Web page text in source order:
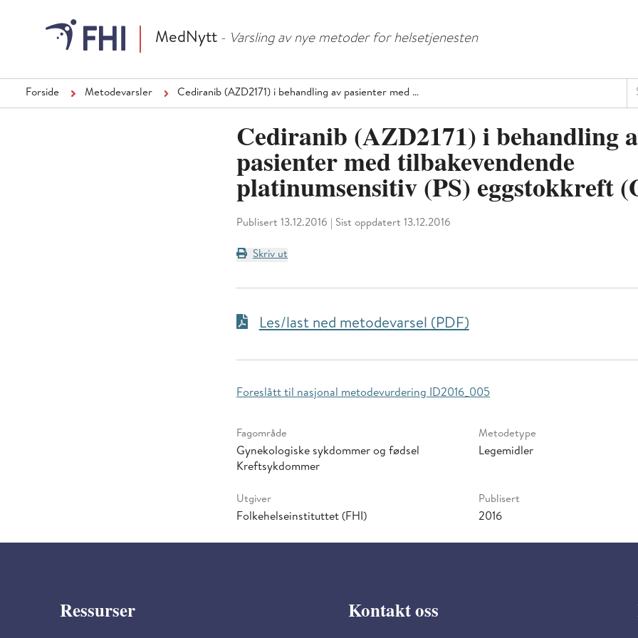
MedNytt - Varsling av nye metoder for helsetjenesten
Forside Metodevarsler Cediranib (AZD2171) i behandling av pasienter med …
Cediranib (AZD2171) i behandling
pasienter med tilbakevendende
platinumsensitiv (PS) eggstokkreft
Publisert 13.12.2016 Sist oppdatert 13.12.2016
Skriv ut
Les/last ned metodevarsel (PDF)
Foreslått til nasjonal metodevurdering ID2016_005
Fagområde
Gynekologiske sykdommer og fødsel
Kreftsykdommer
Metodetype
Legemidler
Utgiver
Folkehelseinstituttet (FHI)
Publisert
2016
Ressurser Kontakt oss